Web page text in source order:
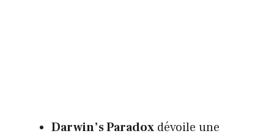
Darwin’s Paradox dévoile une